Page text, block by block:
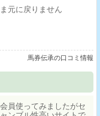
元に戻りません
馬券伝承の口コミ情報
員使ってみましたがセ